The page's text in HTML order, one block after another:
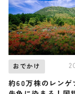
おでかけ
約60万株のレンゲ